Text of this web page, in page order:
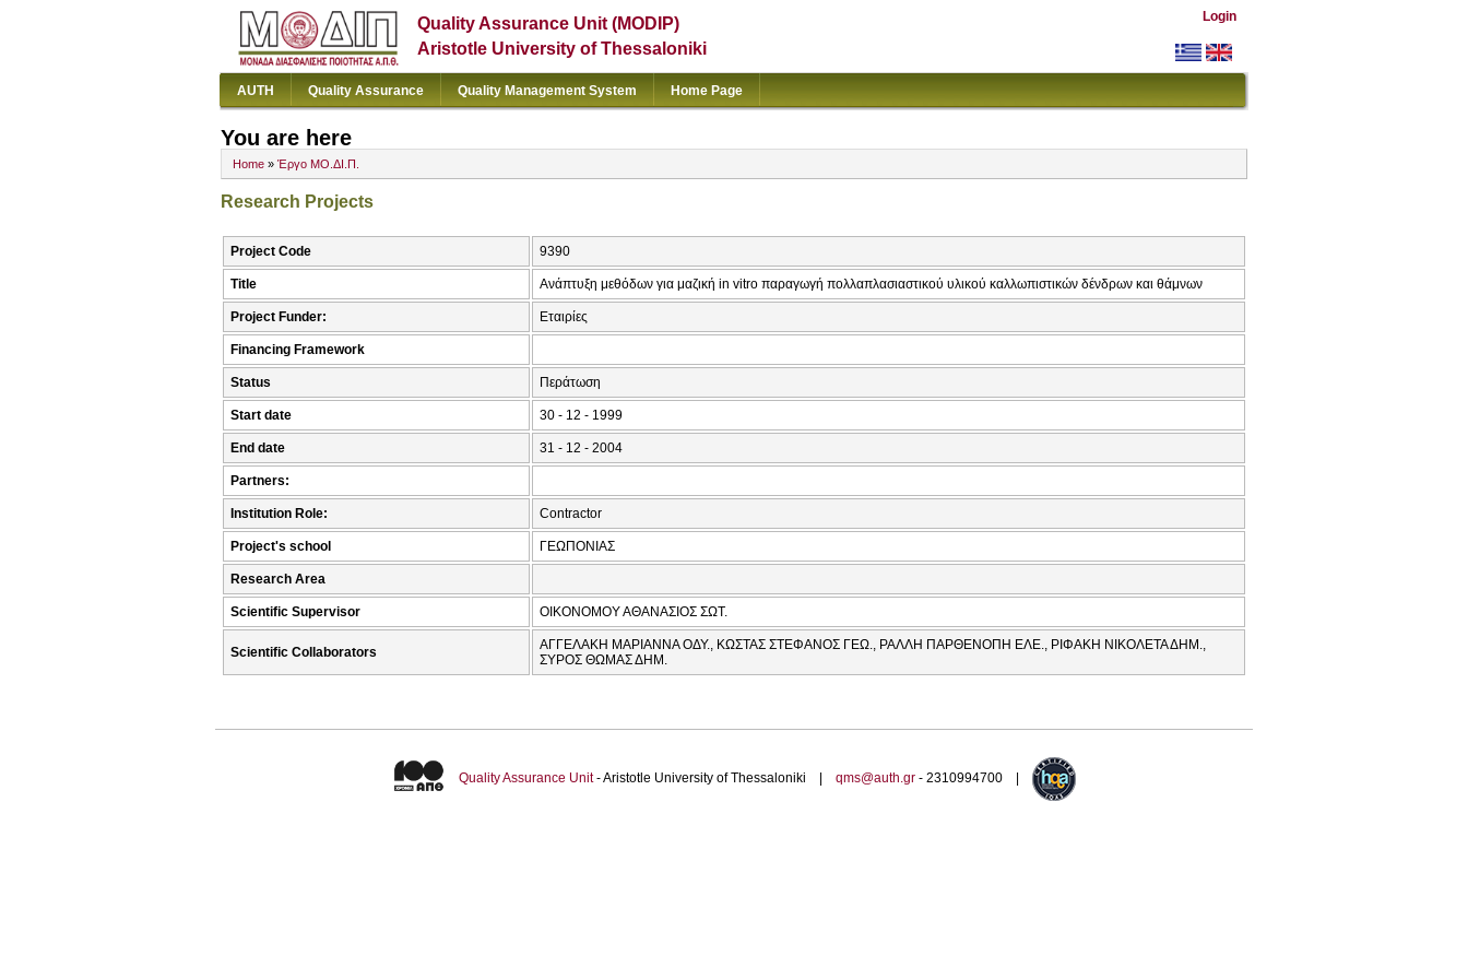
Quality Assurance Unit (MODIP)
Aristotle University of Thessaloniki
Login
AUTH Quality Assurance Quality Management System Home Page
You are here
Home » Έργο ΜΟ.ΔΙ.Π.
Research Projects
Project Code 9390
Title Ανάπτυξη μεθόδων για μαζική in vitro παραγωγή πολλαπλασιαστικού υλικού καλλωπιστικών δένδρων και θάμνων
Project Funder: Εταιρίες
Financing Framework
Status Περάτωση
Start date 30 - 12 - 1999
End date 31 - 12 - 2004
Partners:
Institution Role: Contractor
Project's school ΓΕΩΠΟΝΙΑΣ
Research Area
Scientific Supervisor ΟΙΚΟΝΟΜΟΥ ΑΘΑΝΑΣΙΟΣ ΣΩΤ.
Scientific Collaborators
ΑΓΓΕΛΑΚΗ ΜΑΡΙΑΝΝΑ ΟΔΥ., ΚΩΣΤΑΣ ΣΤΕΦΑΝΟΣ ΓΕΩ., ΡΑΛΛΗ ΠΑΡΘΕΝΟΠΗ ΕΛΕ., ΡΙΦΑΚΗ ΝΙΚΟΛΕΤΑ ΔΗΜ.,
ΣΥΡΟΣ ΘΩΜΑΣ ΔΗΜ.
Quality Assurance Unit- Aristotle University of Thessaloniki | qms@auth.gr- 2310994700 |